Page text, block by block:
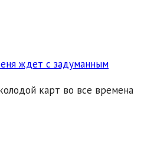
ждет с задуманным
карт во все времена